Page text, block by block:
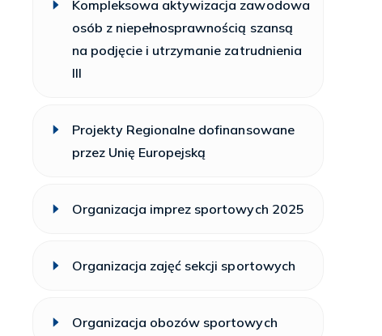
Kompleksowa aktywizacja zawodowa
osób z niepełnosprawnością szansą
na podjęcie i utrzymanie zatrudnienia
III
Projekty Regionalne dofinansowane
przez Unię Europejską
Organizacja imprez sportowych 2025
Organizacja zajęć sekcji sportowych
Organizacja obozów sportowych